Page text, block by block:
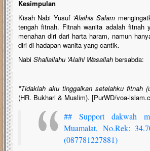
Kesimpulan
Kisah Nabi Yusuf ‘Alaihis Salam
tengah fitnah. Fitnah wanita adalah fitnah
menahan diri dari harta haram, namun
diri di hadapan wanita yang cantik.
Nabi Shallallahu 'Alaihi Wasallah bersabda:
"Tidaklah aku tinggalkan setelahku fitnah
(HR. Bukhari & Muslim). [PurWD/voa-
## Support dakwah
Muamalat, No.Rek:
(087781227881)